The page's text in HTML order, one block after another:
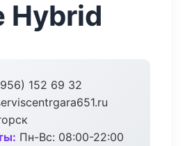
Hybrid
152 69 32
Пн-Вс: 08:00-22:00